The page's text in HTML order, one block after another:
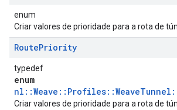
enum
Criar valores de prioridade para a rota de
RoutePriority
typedef
enum
Criar valores de prioridade para a rota de